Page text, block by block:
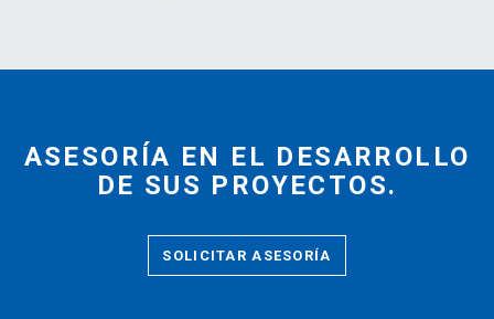
ASESORÍA EN EL DESARROLLO
DE SUS PROYECTOS.
SOLICITAR ASESORÍA